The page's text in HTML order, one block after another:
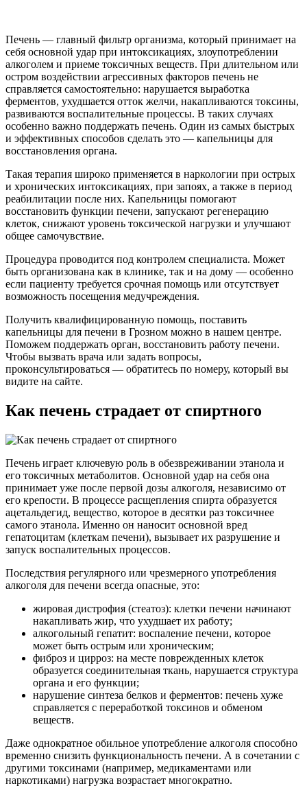
Печень — главный фильтр организма, который принимает на
себя основной удар при интоксикациях, злоупотреблении
алкоголем и приеме токсичных веществ. При длительном или
остром воздействии агрессивных факторов печень не
справляется самостоятельно: нарушается выработка
ферментов, ухудшается отток желчи, накапливаются токсины,
развиваются воспалительные процессы. В таких случаях
особенно важно поддержать печень. Один из самых быстрых
и эффективных способов сделать это — капельницы для
восстановления органа.
Такая терапия широко применяется в наркологии при острых
и хронических интоксикациях, при запоях, а также в период
реабилитации после них. Капельницы помогают
восстановить функции печени, запускают регенерацию
клеток, снижают уровень токсической нагрузки и улучшают
общее самочувствие.
Процедура проводится под контролем специалиста. Может
быть организована как в клинике, так и на дому — особенно
если пациенту требуется срочная помощь или отсутствует
возможность посещения медучреждения.
Получить квалифицированную помощь, поставить
капельницы для печени в Грозном можно в нашем центре.
Поможем поддержать орган, восстановить работу печени.
Чтобы вызвать врача или задать вопросы,
проконсультироваться — обратитесь по номеру, который вы
видите на сайте.
Как печень страдает от спиртного
Печень играет ключевую роль в обезвреживании этанола и
его токсичных метаболитов. Основной удар на себя она
принимает уже после первой дозы алкоголя, независимо от
его крепости. В процессе расщепления спирта образуется
ацетальдегид, вещество, которое в десятки раз токсичнее
самого этанола. Именно он наносит основной вред
гепатоцитам (клеткам печени), вызывает их разрушение и
запуск воспалительных процессов.
Последствия регулярного или чрезмерного употребления
алкоголя для печени всегда опасные, это:
жировая дистрофия (стеатоз): клетки печени начинают
накапливать жир, что ухудшает их работу;
алкогольный гепатит: воспаление печени, которое
может быть острым или хроническим;
фиброз и цирроз: на месте поврежденных клеток
образуется соединительная ткань, нарушается структура
органа и его функции;
нарушение синтеза белков и ферментов: печень хуже
справляется с переработкой токсинов и обменом
веществ.
Даже однократное обильное употребление алкоголя способно
временно снизить функциональность печени. А в сочетании с
другими токсинами (например, медикаментами или
наркотиками) нагрузка возрастает многократно.